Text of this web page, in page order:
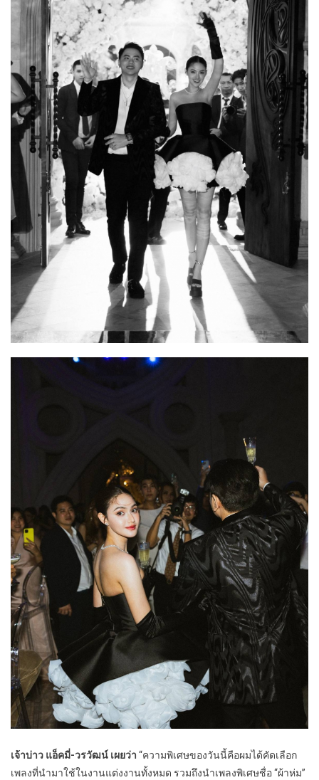
เจ้าบ่าว แอ็คมี่-วรวัฒน์ เผยว่า “ความพิเศษของวันนี้คือผมได้คัดเลือก
เพลงที่นำมาใช้ในงานแต่งงานทั้งหมด รวมถึงนำเพลงพิเศษชื่อ “ผ้าห่ม”